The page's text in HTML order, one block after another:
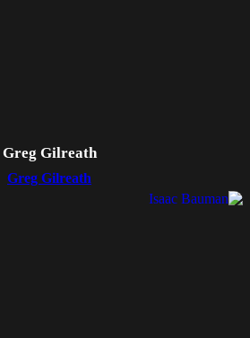
Greg Gilreath
Greg Gilreath